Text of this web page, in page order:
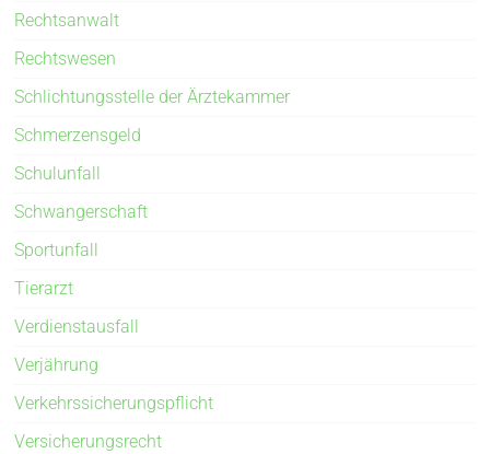
Rechtsanwalt
Rechtswesen
Schlichtungsstelle der Ärztekammer
Schmerzensgeld
Schulunfall
Schwangerschaft
Sportunfall
Tierarzt
Verdienstausfall
Verjährung
Verkehrssicherungspflicht
Versicherungsrecht